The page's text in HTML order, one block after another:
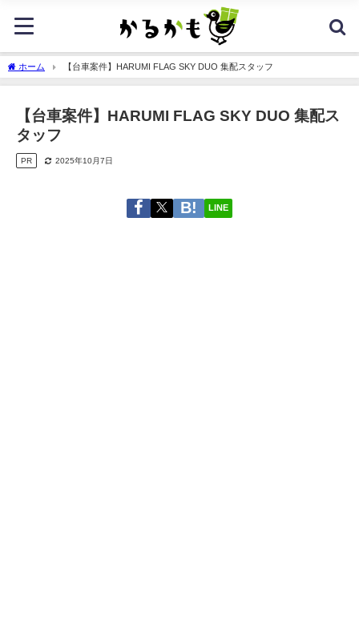
ホーム 【台車案件】HARUMI FLAG SKY DUO 集配スタッフ
【台車案件】HARUMI FLAG SKY DUO 集配ス
タッフ
PR 2025年10月7日
LINE